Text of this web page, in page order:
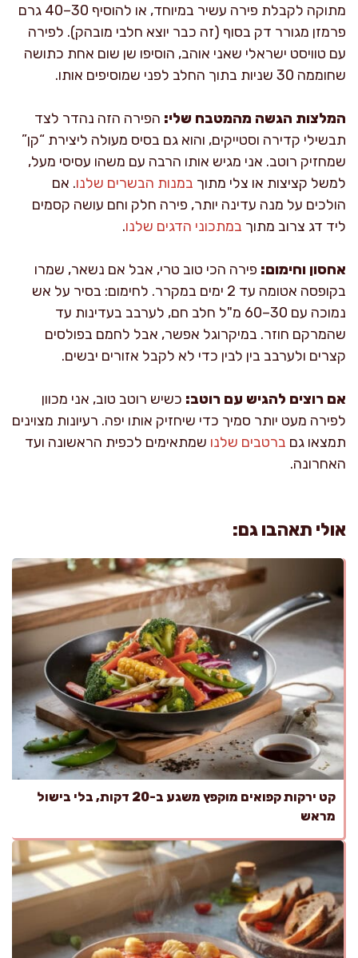
מתוקה לקבלת פירה עשיר במיוחד, או להוסיף 30–40 גרם
פרמזן מגורר דק בסוף (זה כבר יוצא חלבי מובהק). לפירה
עם טוויסט ישראלי שאני אוהב, הוסיפו שן שום אחת כתושה
שחוממה 30 שניות בתוך החלב לפני שמוסיפים אותו.
המלצות הגשה מהמטבח שלי: הפירה הזה נהדר לצד
תבשילי קדירה וסטייקים, והוא גם בסיס מעולה ליצירת “קן”
שמחזיק רוטב. אני מגיש אותו הרבה עם משהו עסיסי מעל,
למשל קציצות או צלי מתוך במנות הבשרים שלנו. אם
הולכים על מנה עדינה יותר, פירה חלק וחם עושה קסמים
ליד דג צרוב מתוך במתכוני הדגים שלנו.
אחסון וחימום: פירה הכי טוב טרי, אבל אם נשאר, שמרו
בקופסה אטומה עד 2 ימים במקרר. לחימום: בסיר על אש
נמוכה עם 30–60 מ"ל חלב חם, לערבב בעדינות עד
שהמרקם חוזר. במיקרוגל אפשר, אבל לחמם בפולסים
קצרים ולערבב בין לבין כדי לא לקבל אזורים יבשים.
אם רוצים להגיש עם רוטב: כשיש רוטב טוב, אני מכוון
לפירה מעט יותר סמיך כדי שיחזיק אותו יפה. רעיונות מצוינים
תמצאו גם ברטבים שלנו שמתאימים לכפית הראשונה ועד
האחרונה.
אולי תאהבו גם:
קט ירקות קפואים מוקפץ משגע ב-20 דקות, בלי בישול
מראש